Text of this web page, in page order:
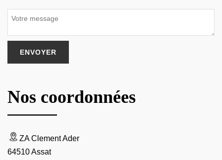
Nos coordonnées
ZA Clement Ader
64510 Assat